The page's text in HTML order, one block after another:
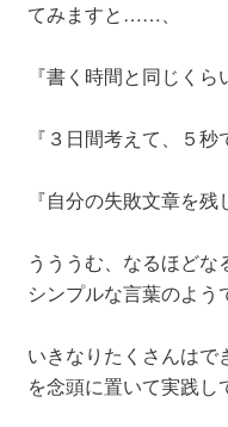
てみますと……、
『書く時間と同じくら
『３日間考えて、５秒
『自分の失敗文章を残
うううむ、なるほどな
シンプルな言葉のよう
いきなりたくさんはで
を念頭に置いて実践し